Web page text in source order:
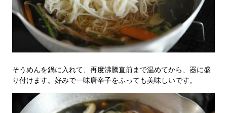
そうめんを鍋に入れて、再度沸騰直前まで温めてから、器に盛
り付けます。好みで一味唐辛子をふっても美味しいです。